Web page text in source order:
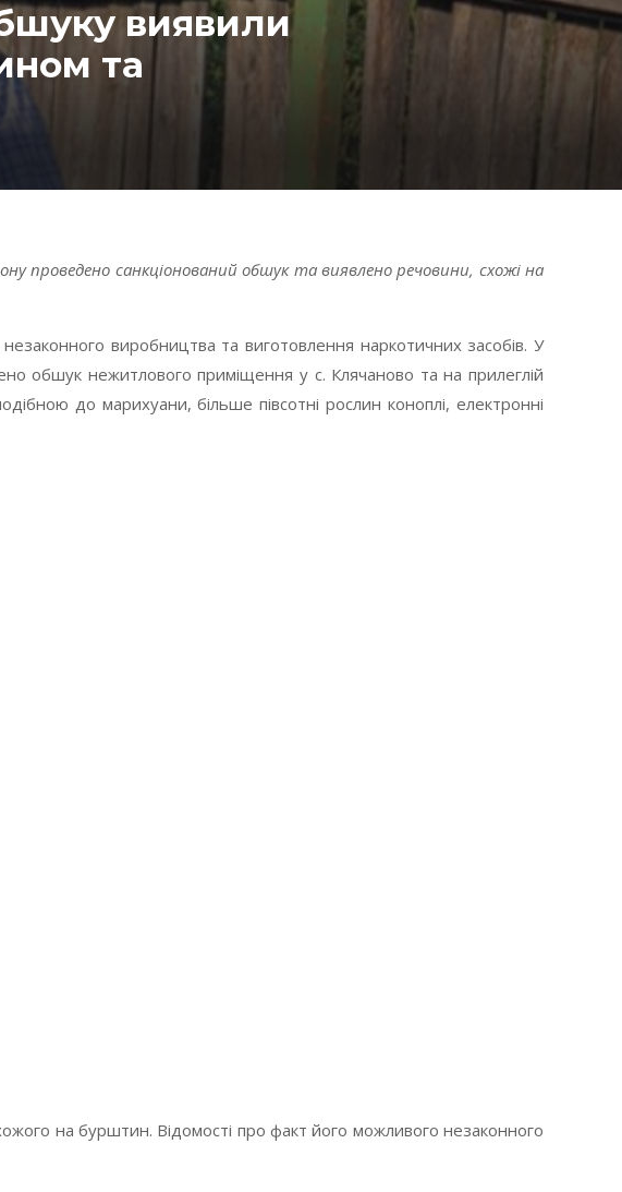
виявили
та
проведено санкціонований обшук та виявлено речовини, схожі на
виробництва та виготовлення наркотичних засобів. У
обшук нежитлового приміщення у с. Клячаново та на прилеглій
до марихуани, більше півсотні рослин коноплі, електронні
на бурштин. Відомості про факт його можливого незаконного